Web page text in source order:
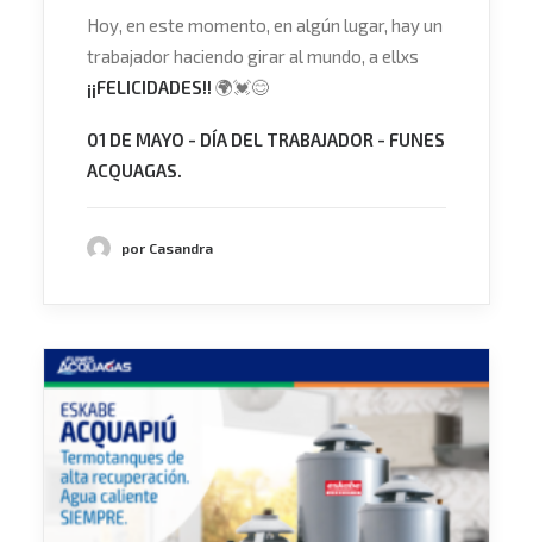
Hoy, en este momento, en algún lugar, hay un
trabajador haciendo girar al mundo, a ellxs
¡¡FELICIDADES!! 🌍💓😊
01 DE MAYO - DÍA DEL TRABAJADOR - FUNES
ACQUAGAS.
por Casandra